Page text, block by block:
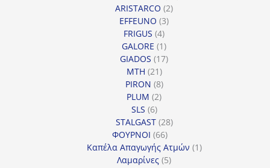
ARISTARCO 22
EFFEUNO 33
FRIGUS 44
προϊόντα
GALORE 11
προϊόν
GIADOS 1717
MTH 2121
προϊόντα
PIRON 88
προϊόντα
PLUM 22
SLS 66
προϊόντα
STALGAST 2828
ΦΟΥΡΝΟΙ 6666
προϊόντα
Καπέλα Απαγωγής Ατμών 11
Λαμαρίνες 55